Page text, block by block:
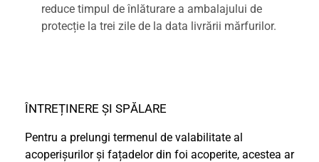
reduce timpul de înlăturare a ambalajului de
protecție la trei zile de la data livrării mărfurilor.
ÎNTREȚINERE ȘI SPĂLARE
Pentru a prelungi termenul de valabilitate al
acoperișurilor și fațadelor din foi acoperite, acestea ar